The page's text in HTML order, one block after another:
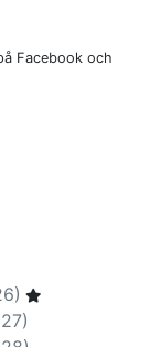
Facebook och